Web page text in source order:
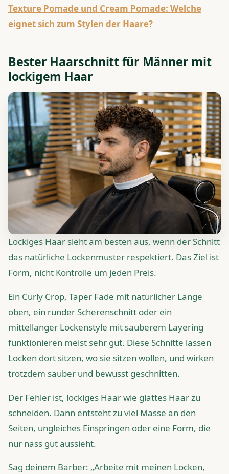
Texture Pomade und Cream Pomade: Welche
eignet sich zum Stylen der Haare?
Bester Haarschnitt für Männer mit
lockigem Haar
Lockiges Haar sieht am besten aus, wenn der Schnitt
das natürliche Lockenmuster respektiert. Das Ziel ist
Form, nicht Kontrolle um jeden Preis.
Ein Curly Crop, Taper Fade mit natürlicher Länge
oben, ein runder Scherenschnitt oder ein
mittellanger Lockenstyle mit sauberem Layering
funktionieren meist sehr gut. Diese Schnitte lassen
Locken dort sitzen, wo sie sitzen wollen, und wirken
trotzdem sauber und bewusst geschnitten.
Der Fehler ist, lockiges Haar wie glattes Haar zu
schneiden. Dann entsteht zu viel Masse an den
Seiten, ungleiches Einspringen oder eine Form, die
nur nass gut aussieht.
Sag deinem Barber: „Arbeite mit meinen Locken,